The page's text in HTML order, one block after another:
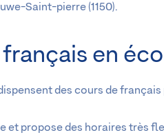
Saint-pierre (1150).
en
des cours de
et propose des horaires très